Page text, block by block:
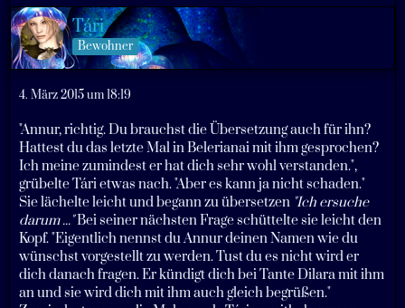
Tári
Bewohner
4. März 2015 um 18:19
"Annur, richtig. Du brauchst die Übersetzung auch für ihn?
Hattest du das letzte Mal in Belerianai mit ihm gesprochen?
Ich meine zumindest er hat dich sehr wohl verstanden.",
grübelte Tári etwas nach. "Aber es kann ja nicht schaden."
Sie lächelte leicht und begann zu übersetzen "Ich ersuche
darum ..."Bei seiner nächsten Frage schüttelte sie leicht den
Kopf. "Eigentlich nennst du Annur deinen Namen wie du
wünschst vorgestellt zu werden. Tust du es nicht wird er
dich danach fragen. Er kündigt dich bei Tante Dilara mit ihm
an und sie wird dich mit ihm auch gleich begrüßen."